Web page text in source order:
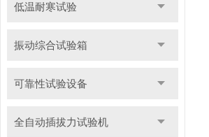
低温耐寒试验
振动综合试验箱
可靠性试验设备
全自动插拔力试验机